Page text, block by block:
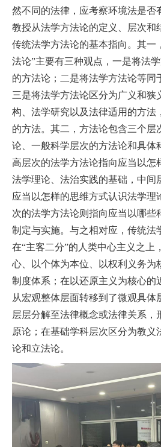
然不同的法律，应考察环境法是否
教授从法学方法论的定义、层次和
传统法学方法论的基本指向。其一
法论”主要有三种观点，一是将法
的方法论；二是将法学方法论等同
三是将法学方法论区分为广义和狭
构、法学研究以及法律适用的方法
的方法。其二，方法论包含三个层
论、一般科学层次的方法论和具体
高层次的法学方法论指向应当以怎
法学理论、法治实践的基础，中间
应当以怎样的思维方式认识法学理
次的法学方法论则指向应当以哪些
制定与实施。与之相对应，传统法
在“主客二分”的人类中心主义之上
心、以个体为本位、以权利义务为
制度体系；在以还原主义为核心的
从宏观整体层面转移到了微观具体
层层分解至法律概念或法律关系，
原论；在基础学科层次区分为教义
论和立法论。